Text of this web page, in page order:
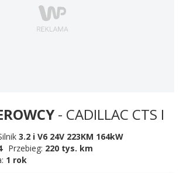
- CADILLAC CTS I
3.2 i V6 24V 223KM 164kW
Przebieg: 220 tys. km
1 rok